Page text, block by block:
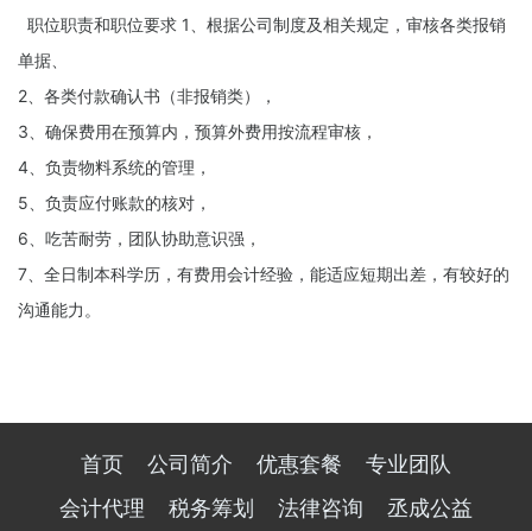
职位职责和职位要求 1、根据公司制度及相关规定，审核各类报销
单据、
2、各类付款确认书（非报销类），
3、确保费用在预算内，预算外费用按流程审核，
4、负责物料系统的管理，
5、负责应付账款的核对，
6、吃苦耐劳，团队协助意识强，
7、全日制本科学历，有费用会计经验，能适应短期出差，有较好的
沟通能力。
首页 公司简介 优惠套餐
专业团队
会计代理
税务筹划 法律咨询
丞成公益